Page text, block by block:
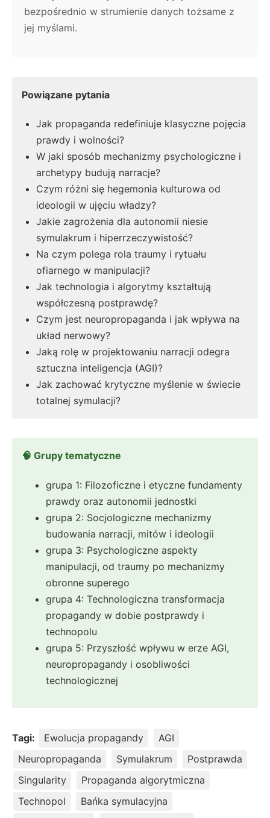
bezpośrednio w strumienie danych tożsame z
jej myślami.
Powiązane pytania
Jak propaganda redefiniuje klasyczne pojęcia
prawdy i wolności?
W jaki sposób mechanizmy psychologiczne i
archetypy budują narracje?
Czym różni się hegemonia kulturowa od
ideologii w ujęciu władzy?
Jakie zagrożenia dla autonomii niesie
symulakrum i hiperrzeczywistość?
Na czym polega rola traumy i rytuału
ofiarnego w manipulacji?
Jak technologia i algorytmy kształtują
współczesną postprawdę?
Czym jest neuropropaganda i jak wpływa na
układ nerwowy?
Jaką rolę w projektowaniu narracji odegra
sztuczna inteligencja (AGI)?
Jak zachować krytyczne myślenie w świecie
totalnej symulacji?
🧠 Grupy tematyczne
grupa 1: Filozoficzne i etyczne fundamenty
prawdy oraz autonomii jednostki
grupa 2: Socjologiczne mechanizmy
budowania narracji, mitów i ideologii
grupa 3: Psychologiczne aspekty
manipulacji, od traumy po mechanizmy
obronne superego
grupa 4: Technologiczna transformacja
propagandy w dobie postprawdy i
technopolu
grupa 5: Przyszłość wpływu w erze AGI,
neuropropagandy i osobliwości
technologicznej
Tagi: Ewolucja propagandy
AGI
Neuropropaganda
Symulakrum
Postprawda
Singularity
Propaganda algorytmiczna
Technopol
Bańka symulacyjna